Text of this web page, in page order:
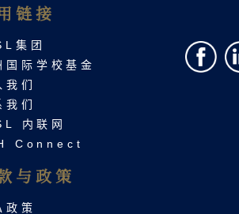
链接
集团
国际学校基金
我们
我们​
内联网
Connect
与政策
政策